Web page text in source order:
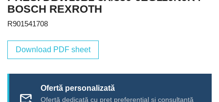
BOSCH REXROTH
R901541708
Download PDF sheet
forward_to_inbox
Ofertă personalizată
Ofertă dedicată cu preț preferențial și consultanță